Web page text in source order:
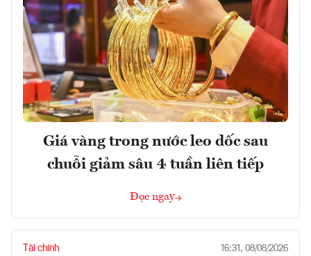
Giá vàng trong nước leo dốc sau
chuỗi giảm sâu 4 tuần liên tiếp
Đọc ngay
Tài chính 16:31, 08/08/2026